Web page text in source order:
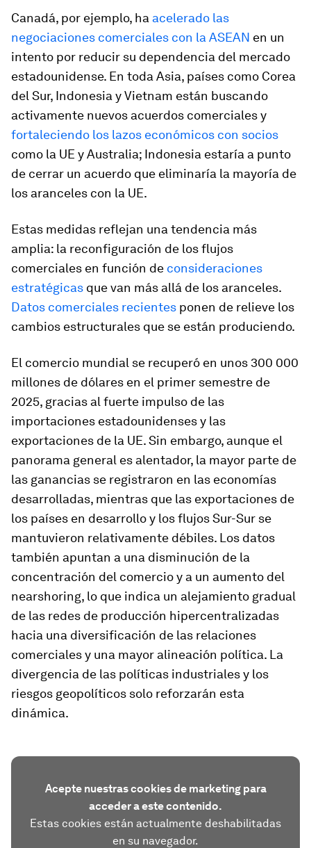
Canadá, por ejemplo, ha acelerado las
negociaciones comerciales con la ASEAN en un
intento por reducir su dependencia del mercado
estadounidense. En toda Asia, países como Corea
del Sur, Indonesia y Vietnam están buscando
activamente nuevos acuerdos comerciales y
fortaleciendo los lazos económicos con socios
como la UE y Australia; Indonesia estaría a punto
de cerrar un acuerdo que eliminaría la mayoría de
los aranceles con la UE.
Estas medidas reflejan una tendencia más
amplia: la reconfiguración de los flujos
comerciales en función de consideraciones
estratégicas que van más allá de los aranceles.
Datos comerciales recientes ponen de relieve los
cambios estructurales que se están produciendo.
El comercio mundial se recuperó en unos 300 000
millones de dólares en el primer semestre de
2025, gracias al fuerte impulso de las
importaciones estadounidenses y las
exportaciones de la UE. Sin embargo, aunque el
panorama general es alentador, la mayor parte de
las ganancias se registraron en las economías
desarrolladas, mientras que las exportaciones de
los países en desarrollo y los flujos Sur-Sur se
mantuvieron relativamente débiles. Los datos
también apuntan a una disminución de la
concentración del comercio y a un aumento del
nearshoring, lo que indica un alejamiento gradual
de las redes de producción hipercentralizadas
hacia una diversificación de las relaciones
comerciales y una mayor alineación política. La
divergencia de las políticas industriales y los
riesgos geopolíticos solo reforzarán esta
dinámica.
Acepte nuestras cookies de marketing para
acceder a este contenido.
Estas cookies están actualmente deshabilitadas
en su navegador.